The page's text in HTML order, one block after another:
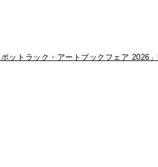
ットラック・アートブックフェア 2026」